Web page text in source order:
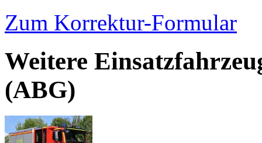
Zum Korrektur-Formular
Weitere
(ABG)